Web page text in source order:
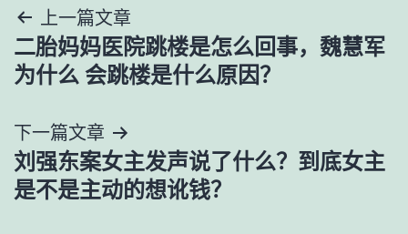
文
章
航
上一篇文章
二胎妈妈医院跳楼是怎么回事，魏慧军
为什么 会跳楼是什么原因？
下一篇文章
刘强东案女主发声说了什么？到底女主
是不是主动的想讹钱？